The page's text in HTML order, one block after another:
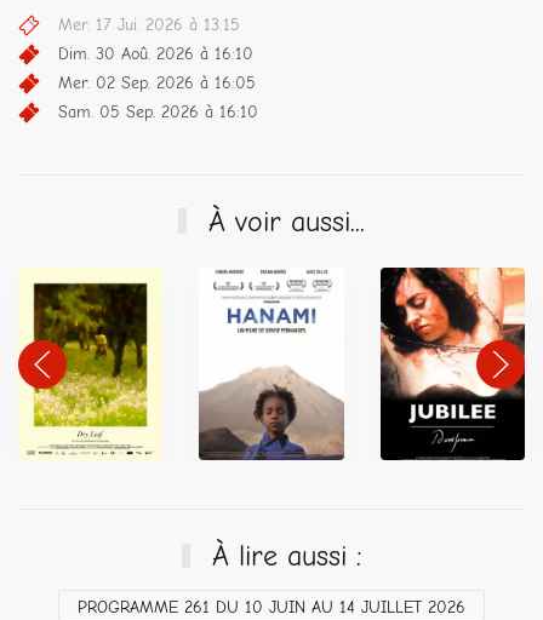
Mer. 17 Jui. 2026 à 13:15
Dim. 30 Aoû. 2026 à 16:10
Mer. 02 Sep. 2026 à 16:05
Sam. 05 Sep. 2026 à 16:10
À voir aussi...
À lire aussi :
PROGRAMME 261 DU 10 JUIN AU 14 JUILLET 2026